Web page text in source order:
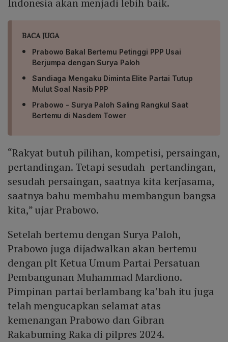
Indonesia akan menjadi lebih baik.
BACA JUGA
Prabowo Bakal Bertemu Petinggi PPP Usai
Berjumpa dengan Surya Paloh
Sandiaga Mengaku Diminta Elite Partai Tutup
Mulut Soal Nasib PPP
Prabowo - Surya Paloh Saling Rangkul Saat
Bertemu di Nasdem Tower
“Rakyat butuh pilihan, kompetisi, persaingan,
pertandingan. Tetapi sesudah pertandingan,
sesudah persaingan, saatnya kita kerjasama,
saatnya bahu membahu membangun bangsa
kita,” ujar Prabowo.
Setelah bertemu dengan Surya Paloh,
Prabowo juga dijadwalkan akan bertemu
dengan plt Ketua Umum Partai Persatuan
Pembangunan Muhammad Mardiono.
Pimpinan partai berlambang ka’bah itu juga
telah mengucapkan selamat atas
kemenangan Prabowo dan Gibran
Rakabuming Raka di pilpres 2024.